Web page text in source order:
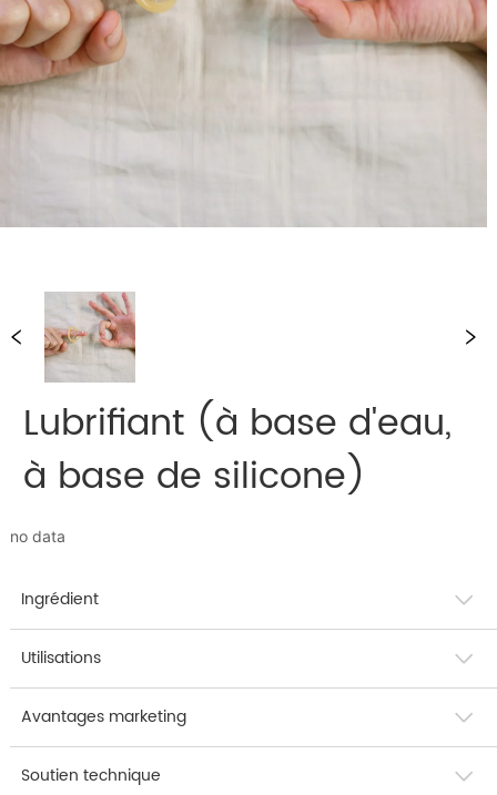
Lubrifiant (à base d'eau,
à base de silicone)
no data
Ingrédient
Utilisations
Avantages marketing
Soutien technique